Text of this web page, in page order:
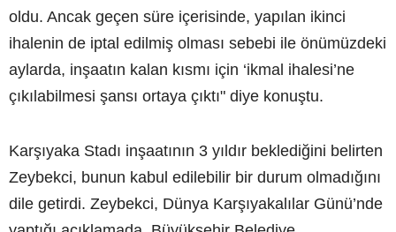
oldu. Ancak geçen süre içerisinde, yapılan ikinci
ihalenin de iptal edilmiş olması sebebi ile önümüzdeki
aylarda, inşaatın kalan kısmı için ‘ikmal ihalesi’ne
çıkılabilmesi şansı ortaya çıktı" diye konuştu.
Karşıyaka Stadı inşaatının 3 yıldır beklediğini belirten
Zeybekci, bunun kabul edilebilir bir durum olmadığını
dile getirdi. Zeybekci, Dünya Karşıyakalılar Günü’nde